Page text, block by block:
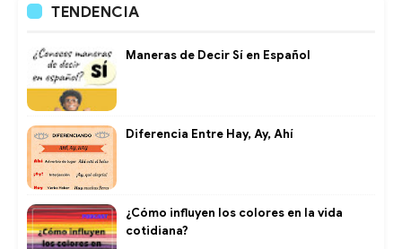
TENDENCIA
Maneras de Decir Sí en Español
Diferencia Entre Hay, Ay, Ahí
¿Cómo influyen los colores en la vida
cotidiana?